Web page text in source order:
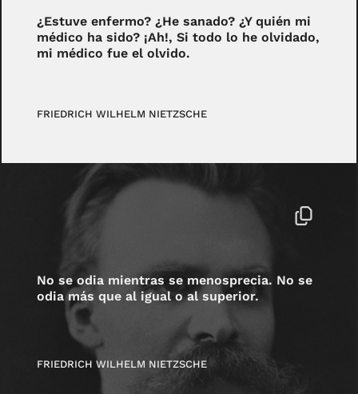
¿Estuve enfermo? ¿He sanado? ¿Y quién mi
médico ha sido? ¡Ah!, Si todo lo he olvidado,
mi médico fue el olvido.
FRIEDRICH WILHELM NIETZSCHE
No se odia mientras se menosprecia. No se
odia más que al igual o al superior.
FRIEDRICH WILHELM NIETZSCHE